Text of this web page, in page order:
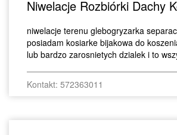
Niwelacje Rozbiórki Dachy
niwelacje terenu glebogryzarka
posiadam kosiarke bijakowa do
lub bardzo zarosnietych dzialek i to
Kontakt: 572363011